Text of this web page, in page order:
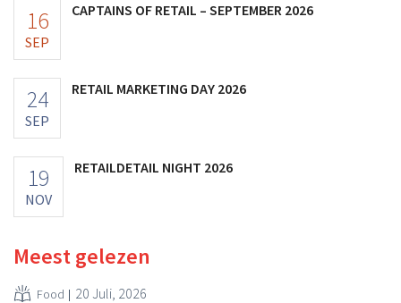
16
SEP
CAPTAINS OF RETAIL – SEPTEMBER 2026
24
SEP
RETAIL MARKETING DAY 2026
19
NOV
RETAILDETAIL NIGHT 2026
Meest gelezen
Food 20 Juli, 2026